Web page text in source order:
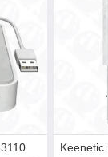
Keenetic